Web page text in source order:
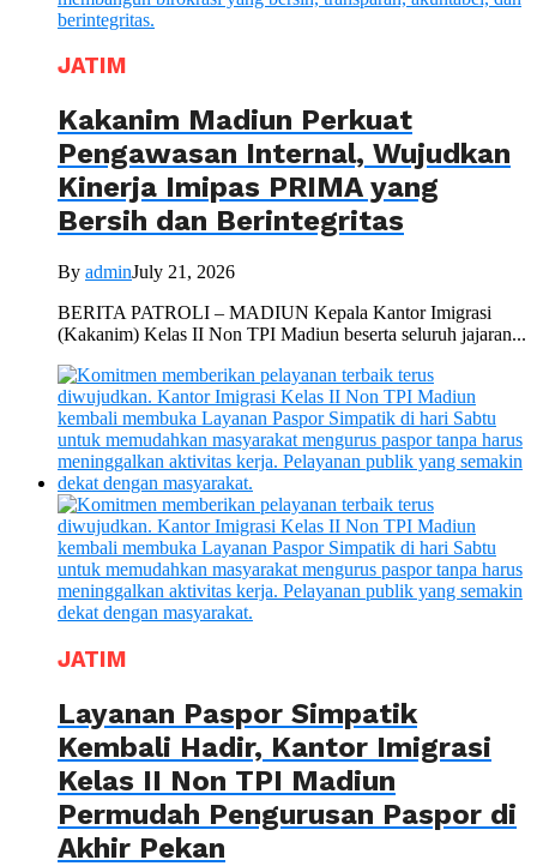
JATIM
Kakanim Madiun Perkuat
Pengawasan Internal, Wujudkan
Kinerja Imipas PRIMA yang
Bersih dan Berintegritas
By adminJuly 21, 2026
BERITA PATROLI – MADIUN Kepala Kantor Imigrasi
(Kakanim) Kelas II Non TPI Madiun beserta seluruh jajaran...
JATIM
Layanan Paspor Simpatik
Kembali Hadir, Kantor Imigrasi
Kelas II Non TPI Madiun
Permudah Pengurusan Paspor di
Akhir Pekan